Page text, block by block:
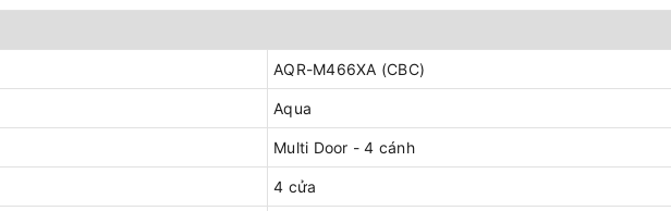
AQR-M466XA (CBC)
Aqua
Multi Door - 4 cánh
4 cửa